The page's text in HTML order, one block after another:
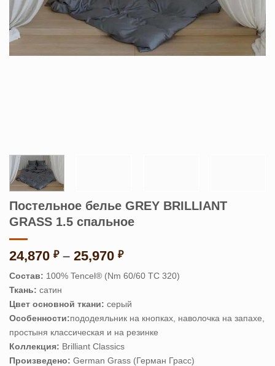
Постельное белье GREY BRILLIANT
GRASS 1.5 спальное
24,870 ₽ – 25,970 ₽Диапазон
24,870 ₽
25,970 ₽
Состав: 100% Tencel® (Nm 60/60 ТС 320)
Ткань: сатин
Цвет основной ткани: серый
Особенности:пододеяльник на кнопках, наволочка на запахе,
простыня классическая и на резинке
Коллекция: Brilliant Classics
Произведено: German Grass (Герман Грасс)